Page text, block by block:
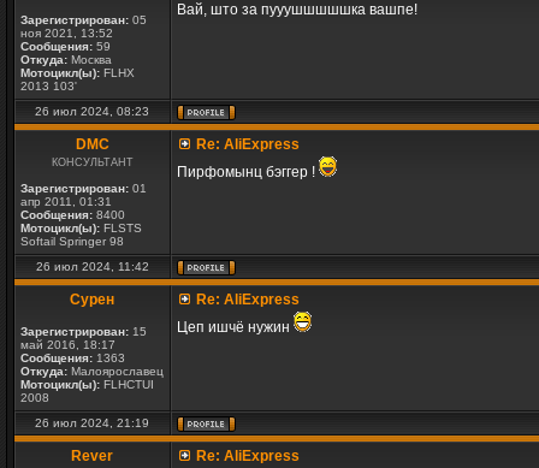
Зарегистрирован: 05
ноя 2021, 13:52
Сообщения: 59
Откуда: Москва
Мотоцикл(ы): FLHX
2013 103'
Вай, што за пууушшшшшка вашпе!
26 июл 2024, 08:23
DMC
КОНСУЛЬТАНТ
Зарегистрирован: 01
апр 2011, 01:31
Сообщения: 8400
Мотоцикл(ы): FLSTS
Softail Springer 98
Re: AliExpress
Пирфомынц бэггер !
26 июл 2024, 11:42
Сурен
Зарегистрирован: 15
май 2016, 18:17
Сообщения: 1363
Откуда: Малоярославец
Мотоцикл(ы): FLHCTUI
2008
Re: AliExpress
Цеп ишчё нужин
26 июл 2024, 21:19
Rever
Re: AliExpress